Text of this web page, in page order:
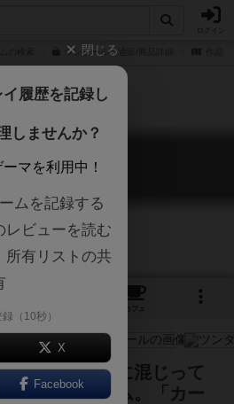
ツンダールの通販/商品詳細
ンダール
Tsundaru
カフェ
い人でも気楽に混じって
が出来るゲーム。「カー
閉じる
履歴を記録し
しませんか？
マを利用中！
ムを記録する
レビューを読む
所有リストの共
（10秒）
X
Facebook